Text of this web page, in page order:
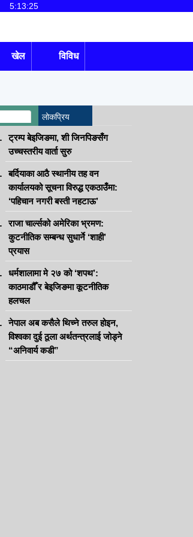
5:13:25
खेल विविध
लोकप्रिय
ट्रम्प बेइजिङमा, शी जिनपिङसँग
उच्चस्तरीय वार्ता सुरु
बर्दियाका आठै स्थानीय तह वन
कार्यालयको सूचना विरुद्ध एकठाउँमा:
‘पहिचान नगरी बस्ती नहटाऊ’
राजा चार्ल्सको अमेरिका भ्रमण:
कुटनीतिक सम्बन्ध सुधार्ने ‘शाही’
प्रयास
धर्मशालामा मे २७ को ‘शपथ’:
काठमाडौँ र बेइजिङमा कूटनीतिक
हलचल
नेपाल अब कसैले थिच्ने तरुल होइन,
विश्वका दुई ठूला अर्थतन्त्रलाई जोड्ने
“अनिवार्य कडी”